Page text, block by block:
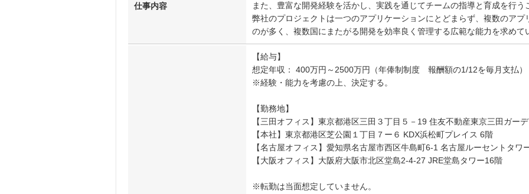
仕事内容
また、豊富な開発経験を活かし、実践を通じてチームの指導と育成を行う
弊社のプロジェクトは一つのアプリケーションにとどまらず、複数のア
のが多く、複数国にまたがる開発を効率良く管理する広範な能力を求めて
【給与】
想定年収： 400万円～2500万円（年俸制制度 報酬額の1/12を毎月支払）
※経験・能力を考慮の上、決定する。
【勤務地】
【三田オフィス】東京都港区三田３丁目５－19 住友不動産東京三田ガー
【本社】東京都港区芝公園１丁目７ー６ KDX浜松町プレイス 6階
【名古屋オフィス】愛知県名古屋市西区牛島町6-1 名古屋ルーセントタワ
【大阪オフィス】大阪府大阪市北区堂島2-4-27 JRE堂島タワー16階
※転勤は当面想定していません。